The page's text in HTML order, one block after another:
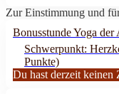
Zur Einstimmung und
Bonusstunde Yoga der
Schwerpunkt:
Punkte)
Du hast derzeit